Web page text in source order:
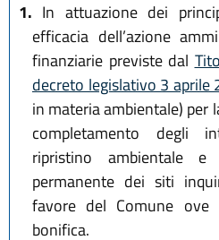
1. In attuazione dei
efficacia dell’azione
finanziarie previste dal
decreto legislativo 3 aprile
in materia ambientale) per
completamento degli
ripristino ambientale
permanente dei siti
favore del Comune
bonifica.